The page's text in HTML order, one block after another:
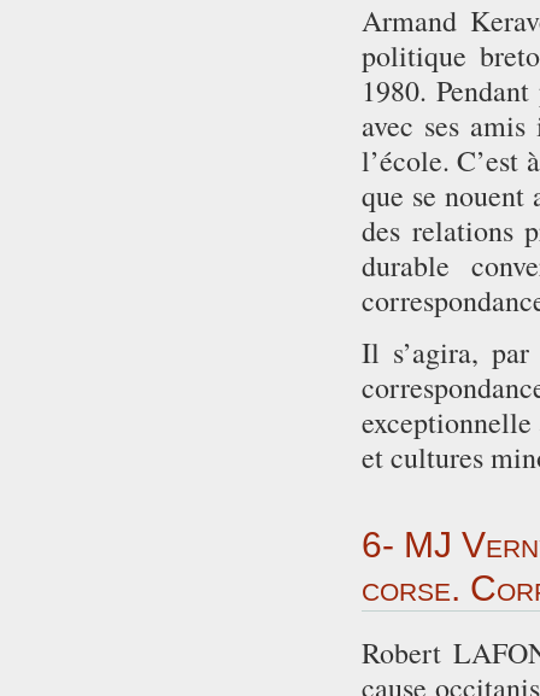
Armand
politique
1980.
avec ses
l’école. C’est
que se nouent
des relations
durable
Il s’agira,
exceptionnelle
et cultures
6- MJ
corse.
Robert
cause